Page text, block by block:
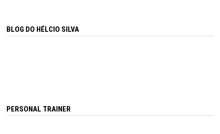
BLOG DO HÉLCIO SILVA
PERSONAL TRAINER